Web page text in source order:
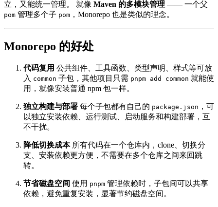
立，又能统一管理。 就像 Maven 的多模块管理 —— 一个父
pom 管理多个子 pom ，Monorepo 也是类似的理念。
Monorepo 的好处
代码复用 公共组件、工具函数、类型声明、样式等可放
入 common 子包，其他项目只需 pnpm add common 就能使
用，就像安装普通 npm 包一样。
独立构建与部署 每个子包都有自己的 package.json ，可
以独立安装依赖、运行测试、启动服务和构建部署，互
不干扰。
降低切换成本所有代码在一个仓库内，clone、切换分
支、安装依赖更方便，不需要在多个仓库之间来回跳
转。
节省磁盘空间 使用 pnpm 管理依赖时，子包间可以共享
依赖，避免重复安装，显著节约磁盘空间。